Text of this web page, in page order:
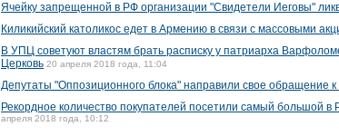
Ячейку запрещенной в РФ организации "Свидетели Иеговы"
Киликийский католикос едет в Армению в связи с массовыми
В УПЦ советуют властям брать расписку у патриарха
Церковь 20 апреля 2018 года, 11:04
Депутаты "Оппозиционного блока" направили свое обращение
Рекордное количество покупателей посетили самый большой в
апреля 2018 года, 10:12